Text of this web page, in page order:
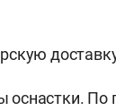
По